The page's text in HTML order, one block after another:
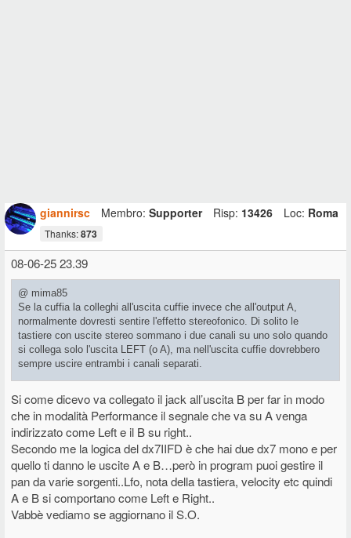
giannirsc Membro: Supporter Risp: 13426 Loc: Roma
Thanks:873
08-06-25 23.39
@ mima85
Se la cuffia la colleghi all'uscita cuffie invece che all'output A,
normalmente dovresti sentire l'effetto stereofonico. Di solito le
tastiere con uscite stereo sommano i due canali su uno solo quando
si collega solo l'uscita LEFT (o A), ma nell'uscita cuffie dovrebbero
sempre uscire entrambi i canali separati.
dei jack A e B, col necessario stadio di amplificazione messo prima
dell'uscita cuffia, invece di prelevare il segnale prima dei jack
principali subito all'uscita del preamplificatore, quindi viene replicato il
comportamento delle uscite principali.
Si come dicevo va collegato il jack all’uscita B per far in modo
che in modalità Performance il segnale che va su A venga
indirizzato come Left e il B su right..
Secondo me la logica del dx7IIFD è che hai due dx7 mono e per
quello ti danno le uscite A e B…però in program puoi gestire il
pan da varie sorgenti..Lfo, nota della tastiera, velocity etc quindi
A e B si comportano come Left e Right..
Vabbè vediamo se aggiornano il S.O.